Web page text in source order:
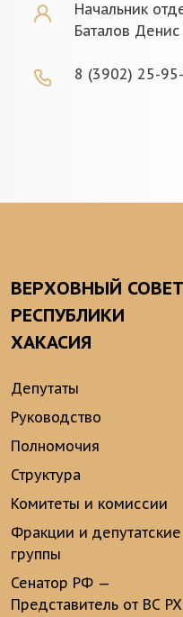
Начальник
Баталов
8 (3902) 25-
ВЕРХОВНЫЙ СОВЕТ
РЕСПУБЛИКИ
ХАКАСИЯ
Депутаты
Руководство
Полномочия
Структура
Комитеты и комиссии
Фракции и депутатские
группы
Сенатор РФ —
Представитель от ВС РХ